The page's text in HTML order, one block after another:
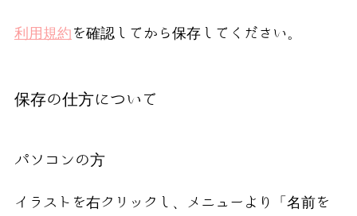
利用規約 を確認してから保存してください。
保存の仕方について
パソコンの方
イラストを右クリックし、メニューより「名前を